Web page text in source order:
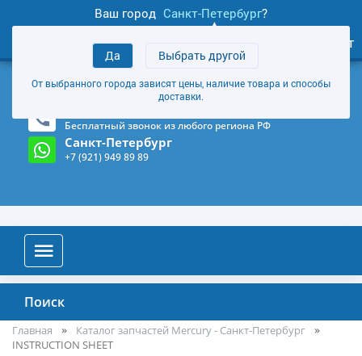
Ваш город Санкт-Петербург?
Да Выбрать другой
От выбранного города зависят цены, наличие товара и способы
доставки.
товаров
Личный кабинет
+7 (921) 949 89 89
Магазин и склад в Санкт-Петербурге (Карта)
Бесплатный звонок из любого региона РФ
Санкт-Петербург
+7 (921) 949 89 89
Поиск
Главная
Каталог запчастей Mercury - Санкт-Петербург
INSTRUCTION SHEET